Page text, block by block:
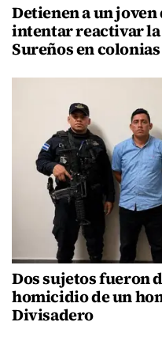
Detienen a un
intentar reactivar
Sureños en
Dos sujetos fueron
homicidio de un
Divisadero